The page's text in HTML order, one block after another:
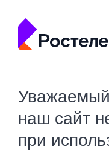
Уважаемый
наш сайт
при